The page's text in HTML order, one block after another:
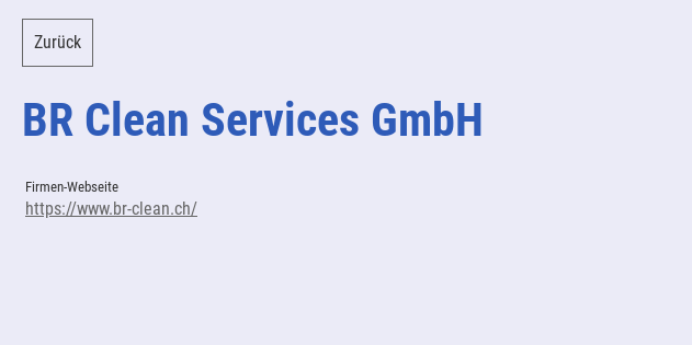
Zurück
BR Clean Services GmbH
Firmen-Webseite
https://www.br-clean.ch/